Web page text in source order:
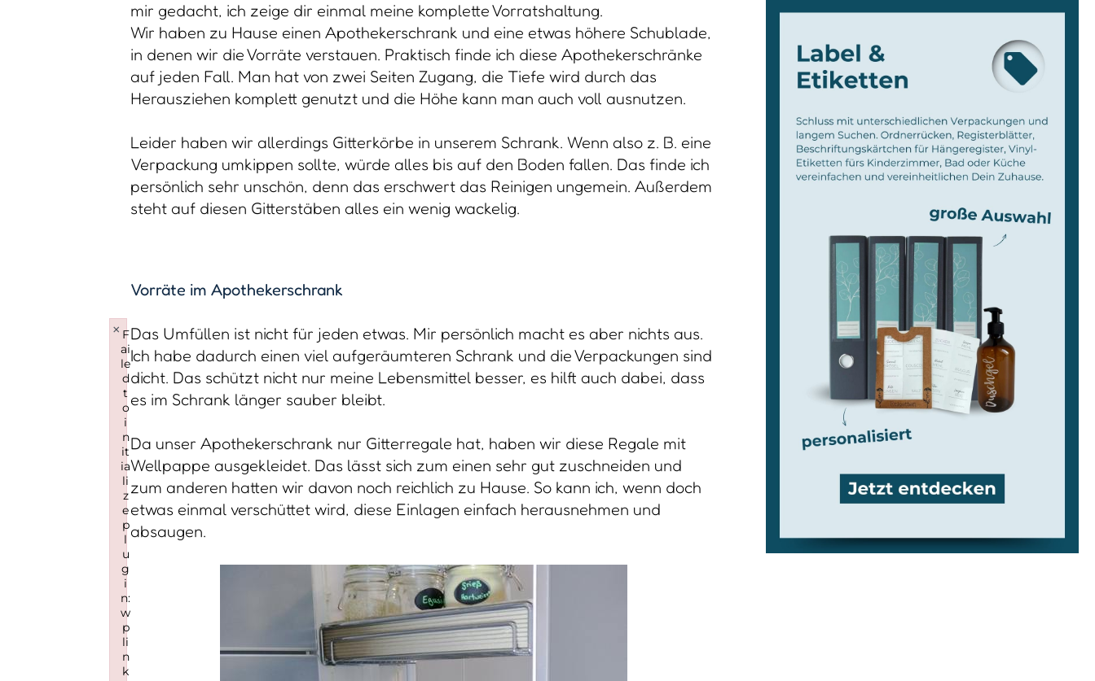
mir gedacht, ich zeige dir einmal meine komplette Vorratshaltung.
Wir haben zu Hause einen Apothekerschrank und eine etwas höhere Schublade,
in denen wir die Vorräte verstauen. Praktisch finde ich diese Apothekerschränke
auf jeden Fall. Man hat von zwei Seiten Zugang, die Tiefe wird durch das
Herausziehen komplett genutzt und die Höhe kann man auch voll ausnutzen.
Leider haben wir allerdings Gitterkörbe in unserem Schrank. Wenn also z. B. eine
Verpackung umkippen sollte, würde alles bis auf den Boden fallen. Das finde ich
persönlich sehr unschön, denn das erschwert das Reinigen ungemein. Außerdem
steht auf diesen Gitterstäben alles ein wenig wackelig.
Vorräte im Apothekerschrank
Das Umfüllen ist nicht für jeden etwas. Mir persönlich macht es aber nichts aus.
Ich habe dadurch einen viel aufgeräumteren Schrank und die Verpackungen sind
dicht. Das schützt nicht nur meine Lebensmittel besser, es hilft auch dabei, dass
es im Schrank länger sauber bleibt.
Da unser Apothekerschrank nur Gitterregale hat, haben wir diese Regale mit
Wellpappe ausgekleidet. Das lässt sich zum einen sehr gut zuschneiden und
zum anderen hatten wir davon noch reichlich zu Hause. So kann ich, wenn doch
etwas einmal verschüttet wird, diese Einlagen einfach herausnehmen und
absaugen.
F
ai
le
d
t
o
i
n
it
ia
li
z
e
p
l
u
g
i
n:
w
p
li
n
k
×